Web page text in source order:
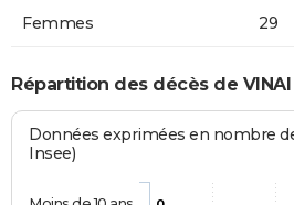
Femmes 29
Répartition des décès de
Données exprimées en nombre
Insee)